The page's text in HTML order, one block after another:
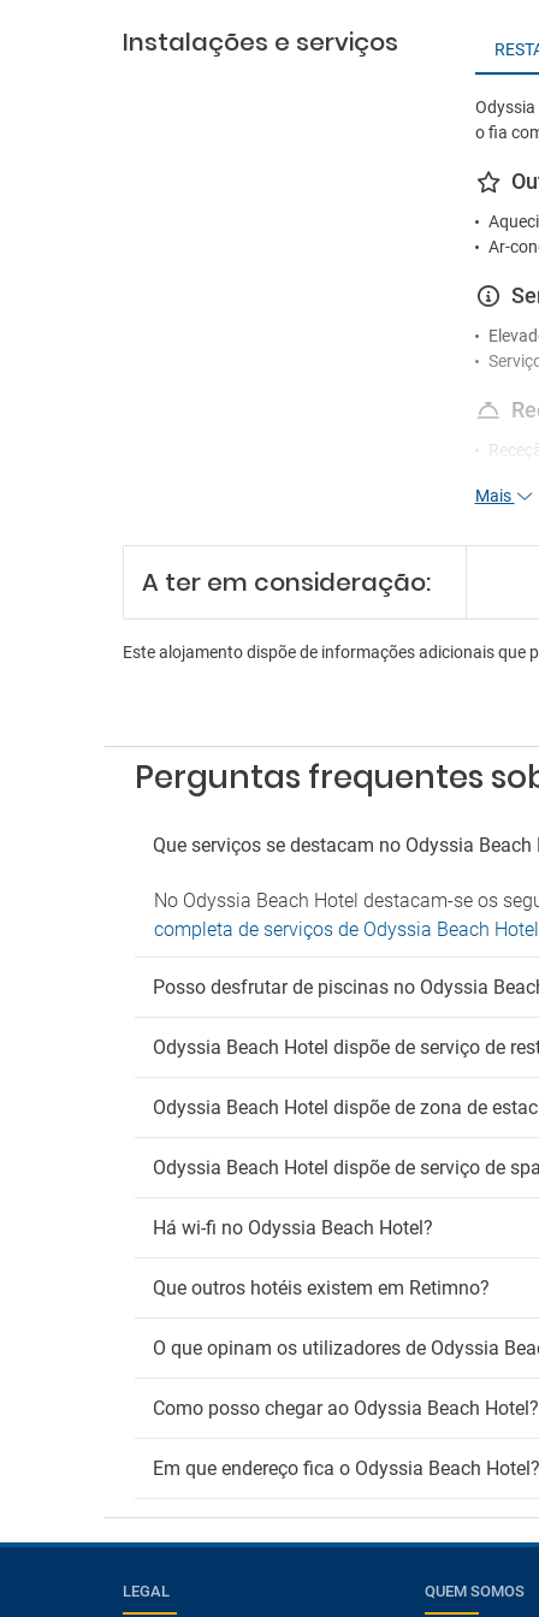
Instalações e serviços
o fia
Ar-
Zona
Mais
A ter em consideração:
Este alojamento dispõe de informações adicionais que
Perguntas frequentes
Que serviços se destacam no Odyssia Beach
No Odyssia Beach Hotel destacam-se os
completa de serviços de Odyssia Beach Hotel
Posso desfrutar de piscinas no Odyssia
Odyssia Beach Hotel dispõe de serviço de
Odyssia Beach Hotel dispõe de zona de
Odyssia Beach Hotel dispõe de serviço de
Há wi-fi no Odyssia Beach Hotel?
Que outros hotéis existem em Retimno?
O que opinam os utilizadores de Odyssia
Como posso chegar ao Odyssia Beach Hotel?
Em que endereço fica o Odyssia Beach Hotel?
LEGAL QUEM SOMOS